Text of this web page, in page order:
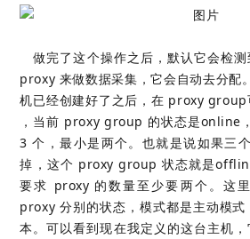
做完了这个操作之后，默认它会检
proxy 来做数据采集，它会自动去分配
机已经创建好了之后，在 proxy
，当前 proxy group 的状态是online
3 个，最小是两个。也就是说如果三
掉，这个 proxy group 状态就是
要求 proxy 的数量至少要两个。这
proxy 分别的状态，模式都是主动模式
本。可以看到现在我定义的这台主机